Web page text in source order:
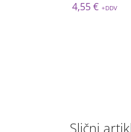
4,55 €
Slični